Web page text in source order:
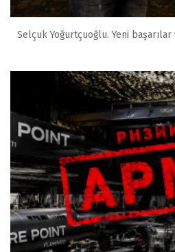
Selçuk Yoğurtçuoğlu. Yeni